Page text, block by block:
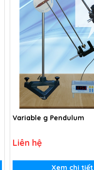
Variable g Pendulum
Liên hệ
Xem chi tiết